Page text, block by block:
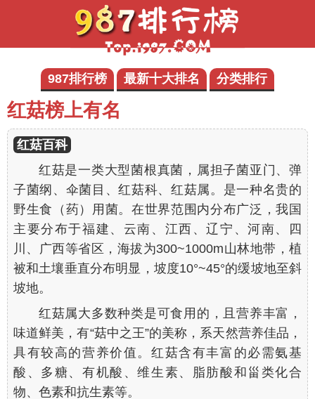
987排行榜 最新十大排名 分类排行
红菇榜上有名
红菇百科
红菇是一类大型菌根真菌，属担子菌亚门、弹
子菌纲、伞菌目、红菇科、红菇属。是一种名贵的
野生食（药）用菌。在世界范围内分布广泛，我国
主要分布于福建、云南、江西、辽宁、河南、四
川、广西等省区，海拔为300~1000m山林地带，植
被和土壤垂直分布明显，坡度10°~45°的缓坡地至斜
坡地。
红菇属大多数种类是可食用的，且营养丰富，
味道鲜美，有“菇中之王”的美称，系天然营养佳品，
具有较高的营养价值。红菇含有丰富的必需氨基
酸、多糖、有机酸、维生素、脂肪酸和甾类化合
物、色素和抗生素等。